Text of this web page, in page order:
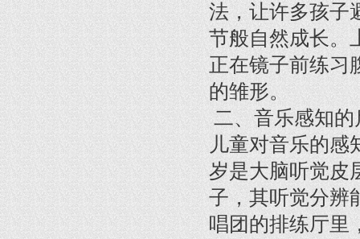
法，让许多孩子
节般自然成长。
正在镜子前练习
的雏形。
二、音乐感知的
儿童对音乐的感
岁是大脑听觉皮
子，其听觉分辨
唱团的排练厅里